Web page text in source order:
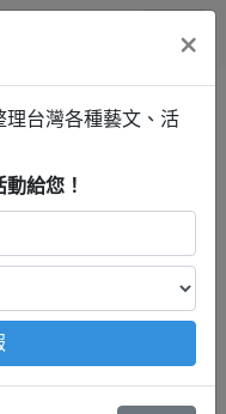
×
台灣各種藝文、活
給您！